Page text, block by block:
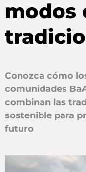
modos
Conozca cómo
comunidades
combinan las
sostenible para
futuro